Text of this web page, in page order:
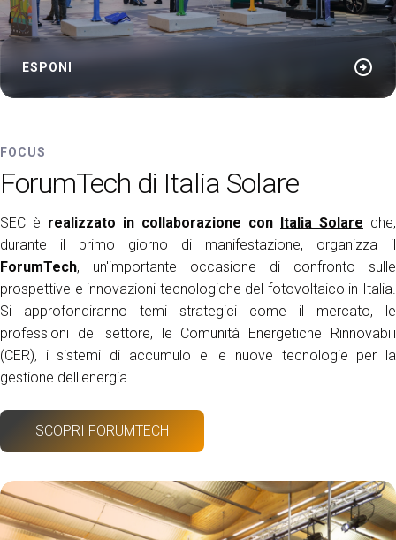
ESPONI arrow_circle_right
FOCUS
ForumTech di Italia Solare
SEC è realizzato in collaborazione con Italia Solare che,
durante il primo giorno di manifestazione, organizza il
ForumTech, un'importante occasione di confronto sulle
prospettive e innovazioni tecnologiche del fotovoltaico in Italia.
Si approfondiranno temi strategici come il mercato, le
professioni del settore, le Comunità Energetiche Rinnovabili
(CER), i sistemi di accumulo e le nuove tecnologie per la
gestione dell'energia.
SCOPRI FORUMTECH